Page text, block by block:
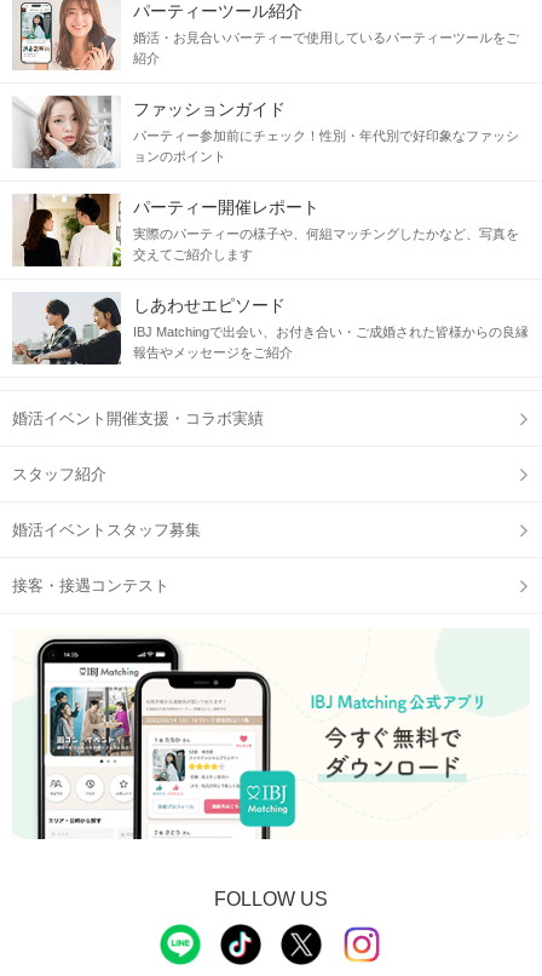
パーティーツール紹介
婚活・お見合いパーティーで使用しているパーティーツールをご
紹介
ファッションガイド
パーティー参加前にチェック！性別・年代別で好印象なファッシ
ョンのポイント
パーティー開催レポート
実際のパーティーの様子や、何組マッチングしたかなど、写真を
交えてご紹介します
しあわせエピソード
IBJ Matchingで出会い、お付き合い・ご成婚された皆様からの良縁
報告やメッセージをご紹介
婚活イベント開催支援・コラボ実績
スタッフ紹介
婚活イベントスタッフ募集
接客・接遇コンテスト
FOLLOW US